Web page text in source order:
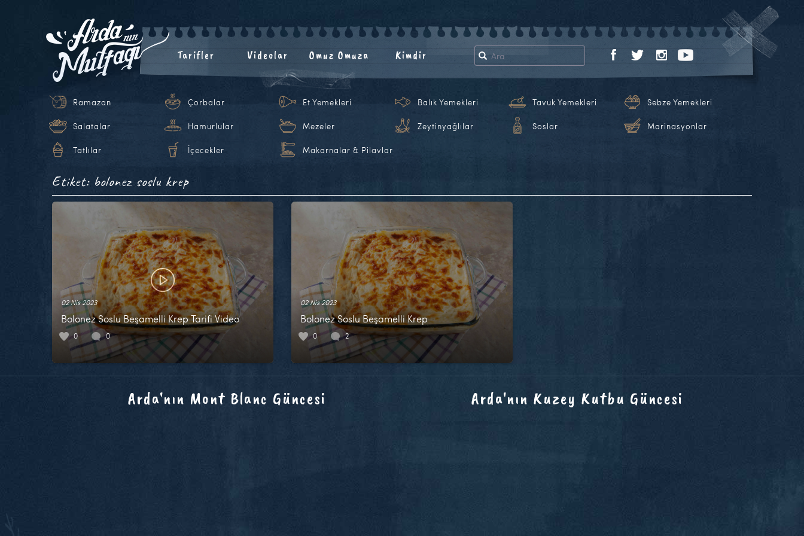
Tarifler Videolar Omuz Omuza Kimdir
Ramazan Çorbalar Et Yemekleri Balık Yemekleri Tavuk Yemekleri Sebze Yemekleri
Salatalar Hamurlular Mezeler Zeytinyağlılar Soslar Marinasyonlar
Tatlılar İçecekler Makarnalar & Pilavlar
Etiket: bolonez soslu krep
02 Nis 2023
Bolonez Soslu Beşamelli Krep Tarifi Video
0 0
02 Nis 2023
Bolonez Soslu Beşamelli Krep
0 2
Arda'nın Mont Blanc Güncesi Arda'nın Kuzey Kutbu Güncesi